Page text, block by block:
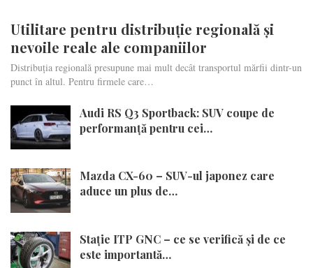
Utilitare pentru distribuție regională și
nevoile reale ale companiilor
Distribuția regională presupune mai mult decât transportul mărfii dintr-un
punct în altul. Pentru firmele care…
Audi RS Q3 Sportback: SUV coupe de
performanță pentru cei…
Mazda CX-60 – SUV-ul japonez care
aduce un plus de…
Stație ITP GNC – ce se verifică și de ce
este importantă…